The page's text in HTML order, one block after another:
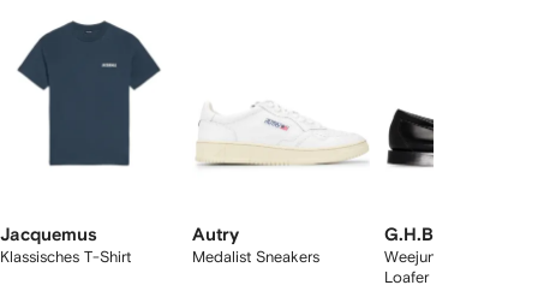
Jacquemus
Klassisches T-Shirt
Autry
Medalist Sneakers
G.H.Bass
Weejuns Larson
Loafer